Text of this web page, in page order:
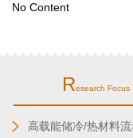
No Content
Research Focus
高载能储冷/热材料